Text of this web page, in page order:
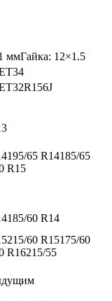
ммГайка: 12×1.5
65 R14185/65
R15
60 R14
60 R15175/60
R16215/55